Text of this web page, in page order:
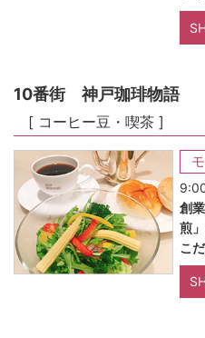
10番街 神戸珈琲物語
[ コーヒー豆・喫茶 ]
創
煎
こ